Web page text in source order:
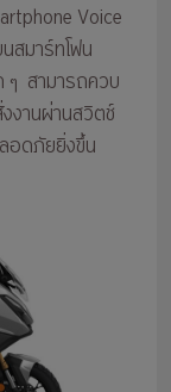
Voice
สมาร์ทโฟน
ๆ สามารถควบ
งานผ่านสวิตช์
อดภัยยิ่งขึ้น